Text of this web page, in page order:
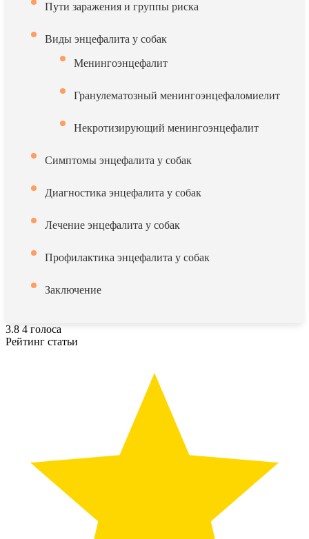
Пути заражения и группы риска
Виды энцефалита у собак
Менингоэнцефалит
Гранулематозный менингоэнцефаломиелит
Некротизирующий менингоэнцефалит
Симптомы энцефалита у собак
Диагностика энцефалита у собак
Лечение энцефалита у собак
Профилактика энцефалита у собак
Заключение
3.8 4 голоса
Рейтинг статьи